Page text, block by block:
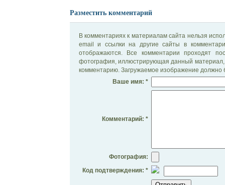
Разместить комментарий
В комментариях к материалам сайта нельзя
email и ссылки на другие сайты в
отображаются. Все комментарии проходят
фотография, иллюстрирующая данный материал,
комментарию. Загружаемое изображение должно
Ваше имя: *
Комментарий: *
Фотография:
Код подтверждения: *